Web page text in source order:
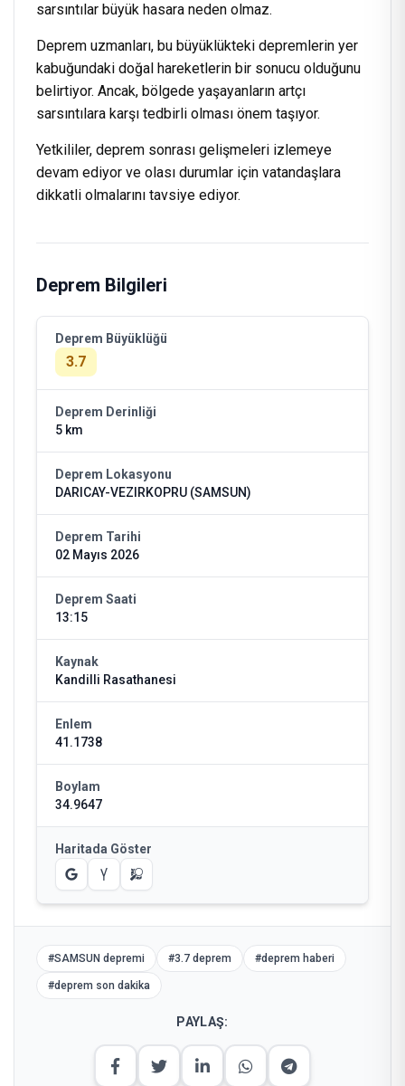
sarsıntılar büyük hasara neden olmaz.
Deprem uzmanları, bu büyüklükteki depremlerin yer
kabuğundaki doğal hareketlerin bir sonucu olduğunu
belirtiyor. Ancak, bölgede yaşayanların artçı
sarsıntılara karşı tedbirli olması önem taşıyor.
Yetkililer, deprem sonrası gelişmeleri izlemeye
devam ediyor ve olası durumlar için vatandaşlara
dikkatli olmalarını tavsiye ediyor.
Deprem Bilgileri
Deprem Büyüklüğü
3.7
Deprem Derinliği
5 km
Deprem Lokasyonu
DARICAY-VEZIRKOPRU (SAMSUN)
Deprem Tarihi
02 Mayıs 2026
Deprem Saati
13:15
Kaynak
Kandilli Rasathanesi
Enlem
41.1738
Boylam
34.9647
Haritada Göster
#SAMSUN depremi #3.7 deprem #deprem haberi
#deprem son dakika
PAYLAŞ: